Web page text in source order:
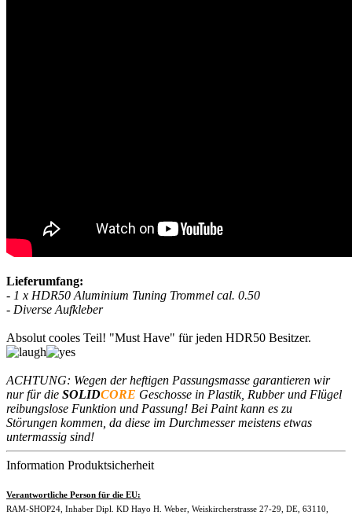
Lieferumfang:
- 1 x HDR50 Aluminium Tuning Trommel cal. 0.50
- Diverse Aufkleber
Absolut cooles Teil! "Must Have" für jeden HDR50 Besitzer.
ACHTUNG: Wegen der heftigen Passungsmasse garantieren wir
nur für die SOLIDCORE Geschosse in Plastik, Rubber und Flügel
reibungslose Funktion und Passung! Bei Paint kann es zu
Störungen kommen, da diese im Durchmesser meistens etwas
untermassig sind!
Information Produktsicherheit
Verantwortliche Person für die EU:
RAM-SHOP24, Inhaber Dipl. KD Hayo H. Weber, Weiskircherstrasse 27-29, DE, 63110,